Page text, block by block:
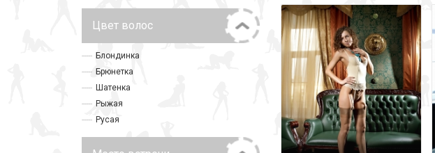
Цвет волос
Блондинка
Брюнетка
Шатенка
Рыжая
Русая